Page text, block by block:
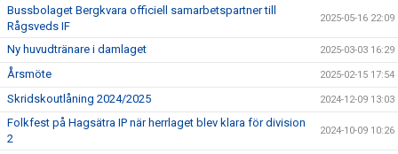
Bussbolaget Bergkvara officiell samarbetspartner till
Rågsveds IF
2025-05-16 22:09
Ny huvudtränare i damlaget 2025-03-03 16:29
Årsmöte 2025-02-15 17:54
Skridskoutlåning 2024/2025 2024-12-09 13:03
Folkfest på Hagsätra IP när herrlaget blev klara för division
2
2024-10-09 10:26